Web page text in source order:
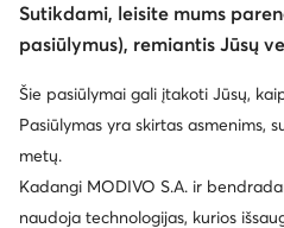
Klientų aptarnavimas
Apie mus
Sutikdami, leisite mums
pasiūlymus), remiantis Jūsų
Šie pasiūlymai gali įtakoti Jūsų,
Pasiūlymas yra skirtas asmenims,
metų.
Kadangi MODIVO S.A. ir
naudoja technologijas, kurios